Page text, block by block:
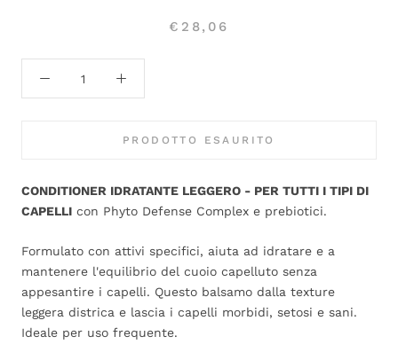
€28,06
PRODOTTO ESAURITO
CONDITIONER IDRATANTE LEGGERO - PER TUTTI I TIPI DI
CAPELLI con Phyto Defense Complex e prebiotici.
Formulato con attivi specifici, aiuta ad idratare e a
mantenere l'equilibrio del cuoio capelluto senza
appesantire i capelli. Questo balsamo dalla texture
leggera districa e lascia i capelli morbidi, setosi e sani.
Ideale per uso frequente.